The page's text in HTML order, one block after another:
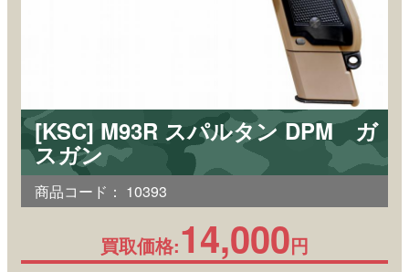
[KSC] M93R スパルタン DPM ガ
スガン
商品コード： 10393
買取価格:14,000円